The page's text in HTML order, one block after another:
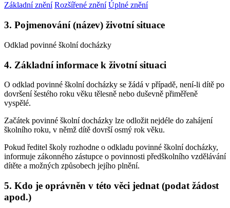
Základní znění Rozšířené znění Úplné znění
3. Pojmenování (název) životní situace
Odklad povinné školní docházky
4. Základní informace k životní situaci
O odklad povinné školní docházky se žádá v případě, není-li dítě po
dovršení šestého roku věku tělesně nebo duševně přiměřeně
vyspělé.
Začátek povinné školní docházky lze odložit nejdéle do zahájení
školního roku, v němž dítě dovrší osmý rok věku.
Pokud ředitel školy rozhodne o odkladu povinné školní docházky,
informuje zákonného zástupce o povinnosti předškolního vzdělávání
dítěte a možných způsobech jejího plnění.
5. Kdo je oprávněn v této věci jednat (podat žádost
apod.)